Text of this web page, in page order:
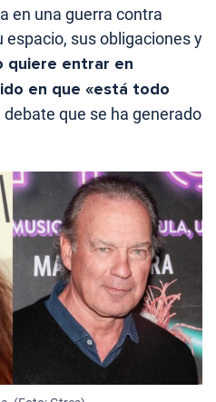
en una guerra contra
espacio, sus obligaciones y
quiere entrar en
en que «está todo
debate que se ha generado